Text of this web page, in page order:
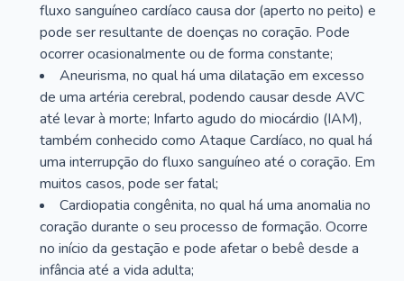
fluxo sanguíneo cardíaco causa dor (aperto no peito) e
pode ser resultante de doenças no coração. Pode
ocorrer ocasionalmente ou de forma constante;
Aneurisma, no qual há uma dilatação em excesso
de uma artéria cerebral, podendo causar desde AVC
até levar à morte; Infarto agudo do miocárdio (IAM),
também conhecido como Ataque Cardíaco, no qual há
uma interrupção do fluxo sanguíneo até o coração. Em
muitos casos, pode ser fatal;
Cardiopatia congênita, no qual há uma anomalia no
coração durante o seu processo de formação. Ocorre
no início da gestação e pode afetar o bebê desde a
infância até a vida adulta;